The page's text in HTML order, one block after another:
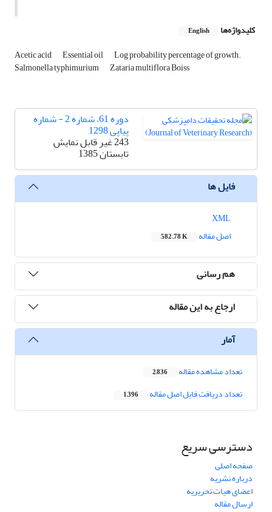
کلیدواژه‌ها English
Acetic acid Essential oil Log probability percentage of growth.
Salmonella typhimurium Zataria multiflora Boiss
دوره 61، شماره 2 - شماره
پیاپی 1298
243 غیر قابل نمایش
تابستان 1385
فایل ها
اصل مقاله
582.78 K
هم رسانی
ارجاع به این مقاله
آمار
تعداد مشاهده مقاله 2,836
تعداد دریافت فایل اصل مقاله 1,396
دسترسی سریع
صفحه اصلی
درباره نشریه
اعضای هیات تحریریه
ارسال مقاله